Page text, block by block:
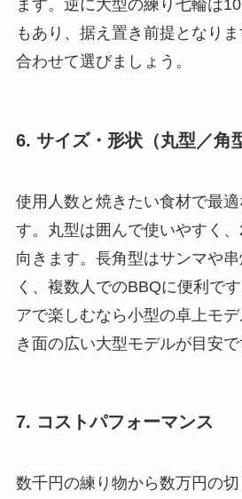
ます。逆に大型の練り七輪は
もあり、据え置き前提となり
合わせて選びましょう。
6. サイズ・形状（丸型／角
使用人数と焼きたい食材で最
す。丸型は囲んで使いやすく
向きます。長角型はサンマや
く、複数人でのBBQに便利で
アで楽しむなら小型の卓上モ
き面の広い大型モデルが目安で
7. コストパフォーマンス
数千円の練り物から数万円の